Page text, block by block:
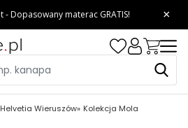
Helvetia Wieruszów Kolekcja Mola